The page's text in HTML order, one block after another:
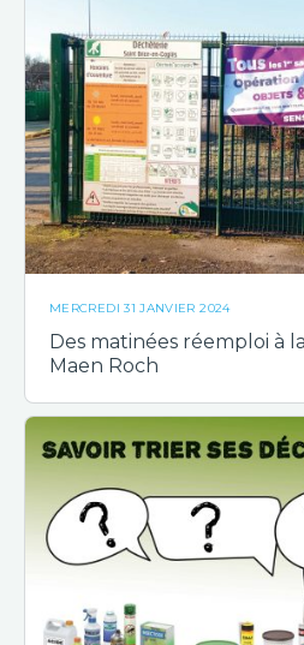
MERCREDI 31 JANVIER 2024
Des matinées réemploi à
Maen Roch